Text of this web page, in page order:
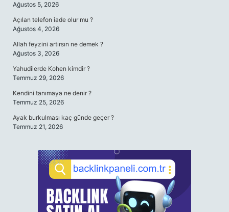
Ağustos 5, 2026
Açılan telefon iade olur mu ?
Ağustos 4, 2026
Allah feyzini artırsın ne demek ?
Ağustos 3, 2026
Yahudilerde Kohen kimdir ?
Temmuz 29, 2026
Kendini tanımaya ne denir ?
Temmuz 25, 2026
Ayak burkulması kaç günde geçer ?
Temmuz 21, 2026